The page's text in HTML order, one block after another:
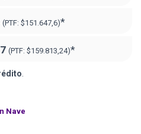
(PTF: $151.647,6)*
(PTF: $159.813,24)*
.
Nave